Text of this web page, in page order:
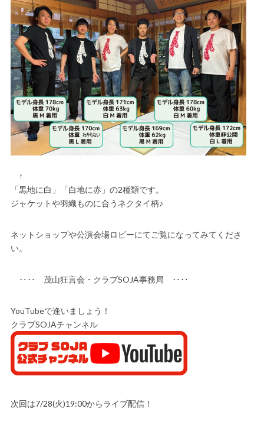
↑
「黒地に白」「白地に赤」の2種類です。
ジャケットや羽織ものに合うネクタイ柄♪
ネットショップや公演会場ロビーにてご覧になってみてくださ
い。
‥‥ 茂山狂言会・クラブSOJA事務局 ‥‥
YouTubeで逢いましょう！
クラブSOJAチャンネル
次回は7/28(火)19:00からライブ配信！